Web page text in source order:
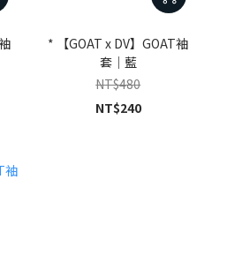
* 【GOAT x DV】GOAT袖
套｜藍
NT$480
NT$240